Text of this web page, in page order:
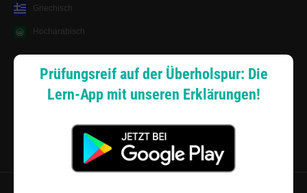
Prüfungsreif auf der Überholspur: Die
Lern-App mit unseren Erklärungen!
Griechisch
Hocharabisch
Lernsystem
Android App